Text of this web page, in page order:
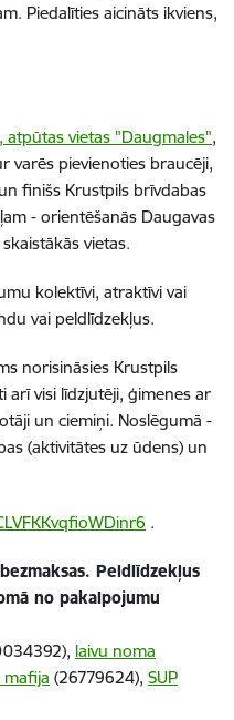
Piedalīties aicināts ikviens,
atpūtas vietas "Daugmales",
varēs pievienoties braucēji,
finišs Krustpils brīvdabas
- orientēšanās Daugavas
vietas.
kolektīvi, atraktīvi vai
vai peldlīdzekļus.
norisināsies Krustpils
arī visi līdzjutēji, ģimenes ar
un ciemiņi. Noslēgumā -
(aktivitātes uz ūdens) un
.
Peldlīdzekļus
no pakalpojumu
laivu noma
mafija (26779624), SUP